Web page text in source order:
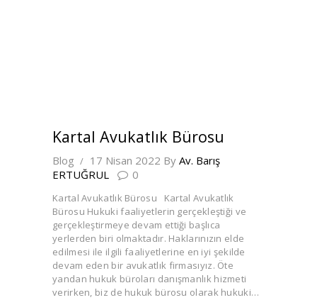
Kartal Avukatlık Bürosu
Blog 17 Nisan 2022 By Av. Barış
ERTUĞRUL
0
Kartal Avukatlık Bürosu Kartal Avukatlık
Bürosu Hukuki faaliyetlerin gerçekleştiği ve
gerçekleştirmeye devam ettiği başlıca
yerlerden biri olmaktadır. Haklarınızın elde
edilmesi ile ilgili faaliyetlerine en iyi şekilde
devam eden bir avukatlık firmasıyız. Öte
yandan hukuk büroları danışmanlık hizmeti
verirken, biz de hukuk bürosu olarak hukuki…